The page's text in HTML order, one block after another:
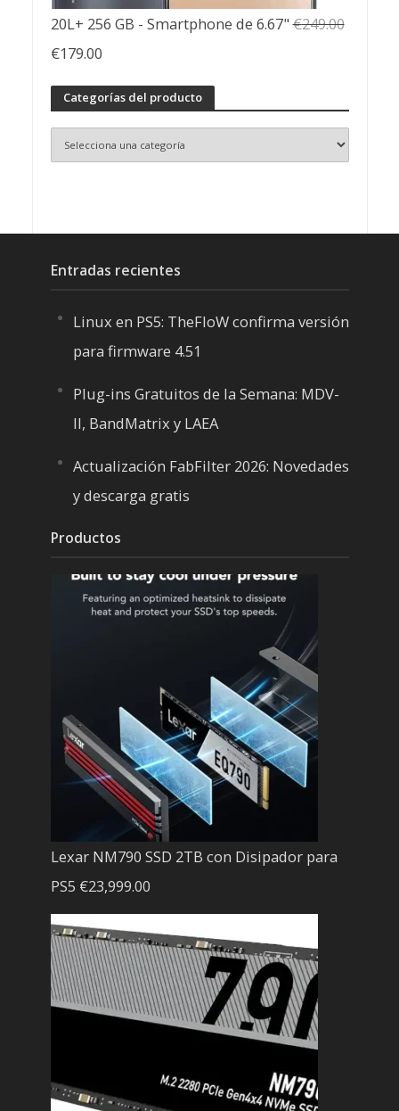
20L+ 256 GB - Smartphone de 6.67"€249.00
El
precio
original
era:
€179.00El
precio
actual
es:
Categorías del producto
Entradas recientes
Linux en PS5: TheFloW confirma versión
para firmware 4.51
Plug-ins Gratuitos de la Semana: MDV-
II, BandMatrix y LAEA
Actualización FabFilter 2026: Novedades
y descarga gratis
Productos
Lexar NM790 SSD 2TB con Disipador para
PS5 €23,999.00